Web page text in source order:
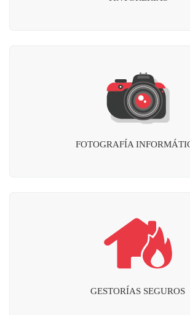
FOTOGRAFÍA
GESTORÍAS SEGUROS